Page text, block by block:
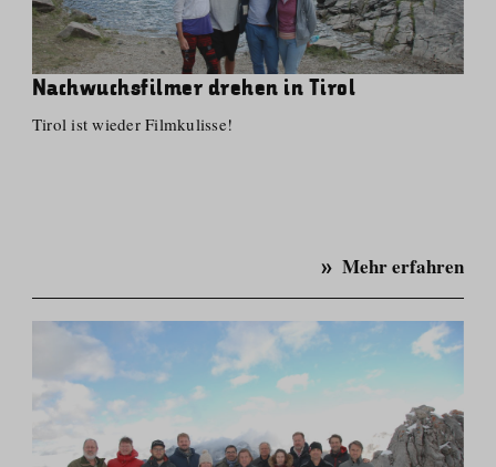
Nachwuchsfilmer drehen in Tirol
Tirol ist wieder Filmkulisse!
Mehr erfahren